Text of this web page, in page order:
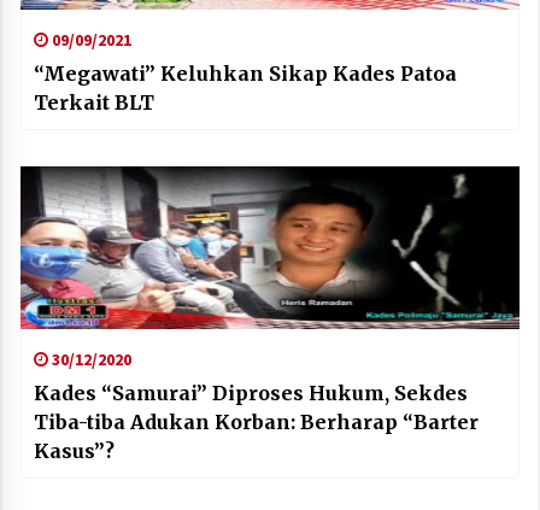
09/09/2021
“Megawati” Keluhkan Sikap Kades Patoa
Terkait BLT
30/12/2020
Kades “Samurai” Diproses Hukum, Sekdes
Tiba-tiba Adukan Korban: Berharap “Barter
Kasus”?